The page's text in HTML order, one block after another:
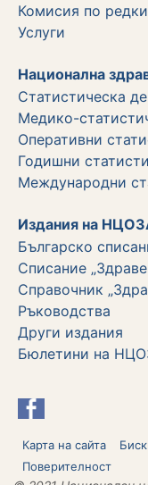
Комисия по
Услуги
Национална
Статистическа
Медико-
Оперативни
Годишни
Международни
Издания на
Българско
Списание
Справочник
Ръководства
Други издания
Бюлетини на
Карта на сайта
Поверителност